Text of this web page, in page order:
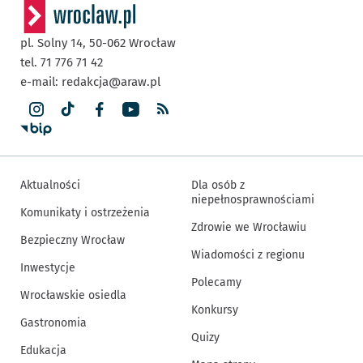
pl. Solny 14, 50-062 Wrocław
tel. 71 776 71 42
e-mail: redakcja@araw.pl
Aktualności
Komunikaty i ostrzeżenia
Bezpieczny Wrocław
Inwestycje
Wrocławskie osiedla
Gastronomia
Edukacja
Dla osób z
niepełnosprawnościami
Zdrowie we Wrocławiu
Wiadomości z regionu
Polecamy
Konkursy
Quizy